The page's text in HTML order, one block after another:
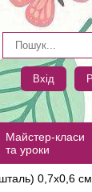
Вхід
Майстер-класи
та уроки
0,7х0,6